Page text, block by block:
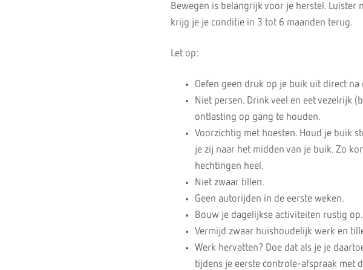
Bewegen is belangrijk voor je herstel. Luister
krijg je je conditie in 3 tot 6 maanden terug.
Let op:
Oefen geen druk op je buik uit direct na
Niet persen. Drink veel en eet vezelrijk
ontlasting op gang te houden.
Voorzichtig met hoesten. Houd je buik
je zij naar het midden van je buik. Zo
hechtingen heel.
Niet zwaar tillen.
Geen autorijden in de eerste weken.
Bouw je dagelijkse activiteiten rustig op.
Vermijd zwaar huishoudelijk werk en
Werk hervatten? Doe dat als je je
tijdens je eerste controle-afspraak met